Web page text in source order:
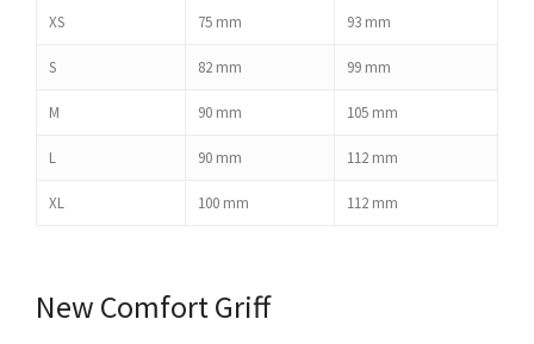
XS 75 mm 93 mm
S 82 mm 99 mm
M 90 mm 105 mm
L 90 mm 112 mm
XL 100 mm 112 mm
New Comfort Griff